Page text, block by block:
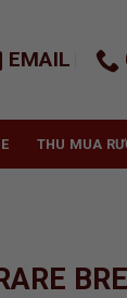
EMAIL
THU MUA